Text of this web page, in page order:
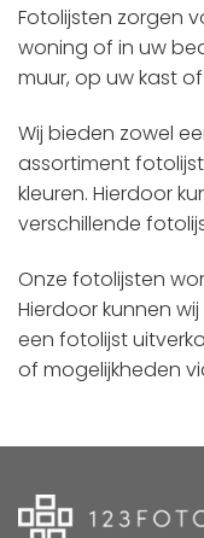
Fotolijsten zorgen
woning of in uw
muur, op uw kast
Wij bieden zowel
assortiment
kleuren. Hierdoor
verschillende
Onze fotolijsten
Hierdoor kunnen
een fotolijst
of mogelijkheden